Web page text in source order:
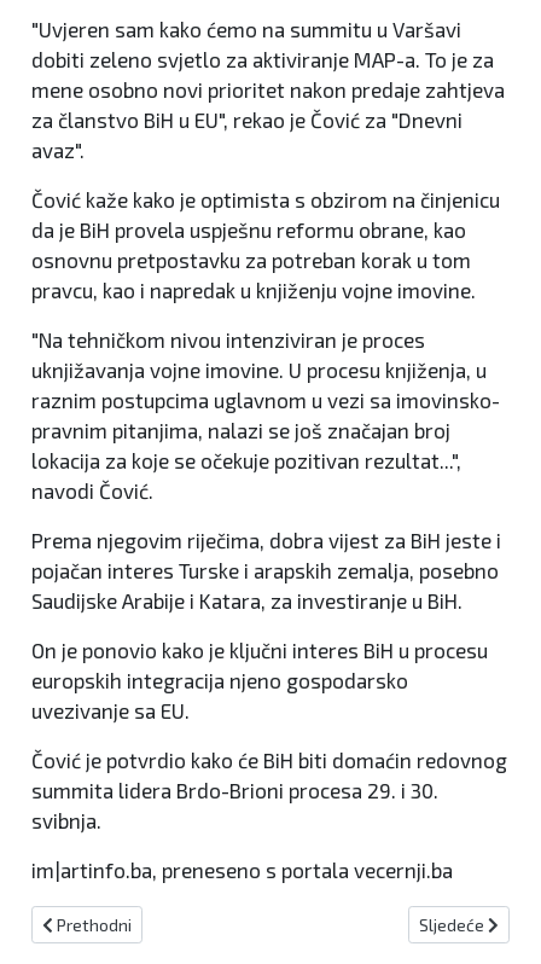
"Uvjeren sam kako ćemo na summitu u Varšavi
dobiti zeleno svjetlo za aktiviranje MAP-a. To je za
mene osobno novi prioritet nakon predaje zahtjeva
za članstvo BiH u EU", rekao je Čović za "Dnevni
avaz".
Čović kaže kako je optimista s obzirom na činjenicu
da je BiH provela uspješnu reformu obrane, kao
osnovnu pretpostavku za potreban korak u tom
pravcu, kao i napredak u knjiženju vojne imovine.
"Na tehničkom nivou intenziviran je proces
uknjižavanja vojne imovine. U procesu knjiženja, u
raznim postupcima uglavnom u vezi sa imovinsko-
pravnim pitanjima, nalazi se još značajan broj
lokacija za koje se očekuje pozitivan rezultat...",
navodi Čović.
Prema njegovim riječima, dobra vijest za BiH jeste i
pojačan interes Turske i arapskih zemalja, posebno
Saudijske Arabije i Katara, za investiranje u BiH.
On je ponovio kako je ključni interes BiH u procesu
europskih integracija njeno gospodarsko
uvezivanje sa EU.
Čović je potvrdio kako će BiH biti domaćin redovnog
summita lidera Brdo-Brioni procesa 29. i 30.
svibnja.
im|artinfo.ba, preneseno s portala vecernji.ba
Prethodni članak: Milijan Brkić HDZ-ov prijedlog za ministra
Prethodni Sljedeći
Sljedeće